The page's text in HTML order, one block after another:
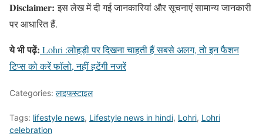
Disclaimer: इस लेख में दी गई जानकारियां और सूचनाएं सामान्य जानकारी
पर आधारित हैं.
ये भी पढ़ें: Lohri :लोहड़ी पर दिखना चाहती हैं सबसे अलग, तो इन फैशन
टिप्स को करें फॉलो, नहीं हटेंगी नजरें
Categories: लाइफस्टाइल
Tags: lifestyle news, Lifestyle news in hindi, Lohri, Lohri
celebration